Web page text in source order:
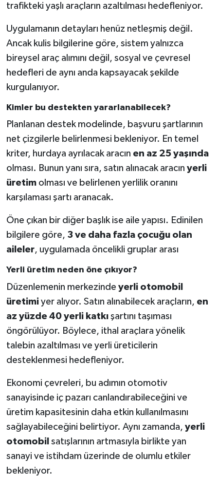
trafikteki yaşlı araçların azaltılması hedefleniyor.
Uygulamanın detayları henüz netleşmiş değil.
Ancak kulis bilgilerine göre, sistem yalnızca
bireysel araç alımını değil, sosyal ve çevresel
hedefleri de aynı anda kapsayacak şekilde
kurgulanıyor.
Kimler bu destekten yararlanabilecek?
Planlanan destek modelinde, başvuru şartlarının
net çizgilerle belirlenmesi bekleniyor. En temel
kriter, hurdaya ayrılacak aracın en az 25 yaşında
olması. Bunun yanı sıra, satın alınacak aracın yerli
üretimolması ve belirlenen yerlilik oranını
karşılaması şartı aranacak.
Öne çıkan bir diğer başlık ise aile yapısı. Edinilen
bilgilere göre, 3 ve daha fazla çocuğu olan
aileler, uygulamada öncelikli gruplar arası
Yerli üretim neden öne çıkıyor?
Düzenlemenin merkezinde yerli otomobil
üretimiyer alıyor. Satın alınabilecek araçların, en
az yüzde 40 yerli katkışartını taşıması
öngörülüyor. Böylece, ithal araçlara yönelik
talebin azaltılması ve yerli üreticilerin
desteklenmesi hedefleniyor.
Ekonomi çevreleri, bu adımın otomotiv
sanayisinde iç pazarı canlandırabileceğini ve
üretim kapasitesinin daha etkin kullanılmasını
sağlayabileceğini belirtiyor. Aynı zamanda, yerli
otomobil satışlarının artmasıyla birlikte yan
sanayi ve istihdam üzerinde de olumlu etkiler
bekleniyor.